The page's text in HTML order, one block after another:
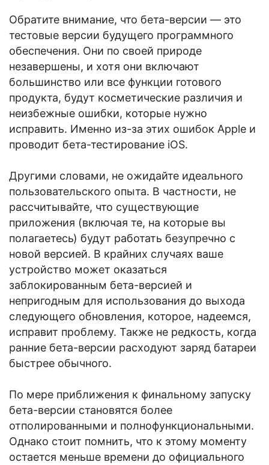
Обратите внимание, что бета-версии — это
тестовые версии будущего программного
обеспечения. Они по своей природе
незавершены, и хотя они включают
большинство или все функции готового
продукта, будут косметические различия и
неизбежные ошибки, которые нужно
исправить. Именно из-за этих ошибок Apple и
проводит бета-тестирование iOS.
Другими словами, не ожидайте идеального
пользовательского опыта. В частности, не
рассчитывайте, что существующие
приложения (включая те, на которые вы
полагаетесь) будут работать безупречно с
новой версией. В крайних случаях ваше
устройство может оказаться
заблокированным бета-версией и
непригодным для использования до выхода
следующего обновления, которое, надеемся,
исправит проблему. Также не редкость, когда
ранние бета-версии расходуют заряд батареи
быстрее обычного.
По мере приближения к финальному запуску
бета-версии становятся более
отполированными и полнофункциональными.
Однако стоит помнить, что к этому моменту
остается меньше времени до официального